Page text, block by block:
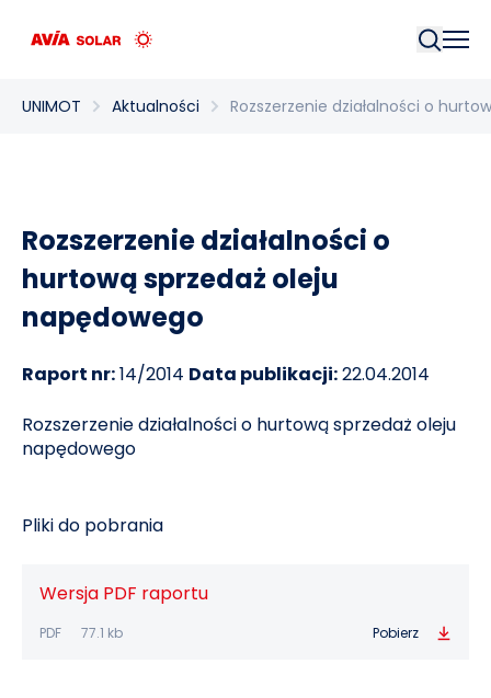
UNIMOT Aktualności Rozszerzenie działalności o
Rozszerzenie działalności o
hurtową sprzedaż oleju
napędowego
Raport nr:14/2014 Data publikacji:22.04.2014
Rozszerzenie działalności o hurtową sprzedaż oleju
napędowego
Pliki do pobrania
Wersja PDF raportu
PDF 77.1 kb Pobierz